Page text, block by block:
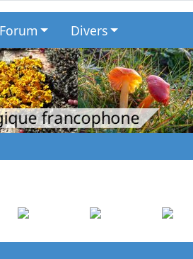
Forum Divers
francophone